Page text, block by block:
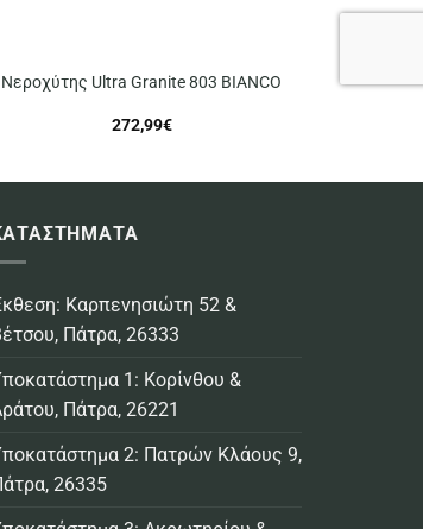
Νεροχύτης Ultra Granite 803 BIANCO
272,99€
Καρπενησιώτη 52 &
Πάτρα, 26333
1: Κορίνθου &
Πάτρα, 26221
2: Πατρών Κλάους 9,
26335